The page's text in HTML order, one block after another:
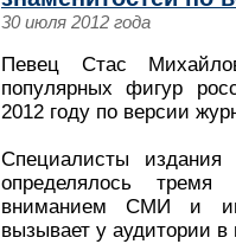
30 июля 2012 года
Певец Стас
популярных фигур
2012 году по версии
Специалисты
определялось
вниманием СМИ и
вызывает у аудитории в